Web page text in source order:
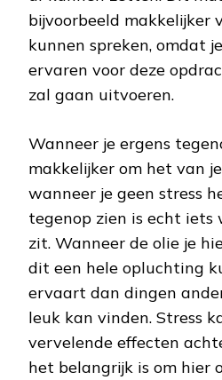
bijvoorbeeld makkelijker
kunnen spreken, omdat
ervaren voor deze
zal gaan uitvoeren.
Wanneer je ergens
makkelijker om het van
wanneer je geen stress
tegenop zien is echt
zit. Wanneer de olie je
dit een hele opluchting
ervaart dan dingen
leuk kan vinden. Stress
vervelende effecten
het belangrijk is om hier